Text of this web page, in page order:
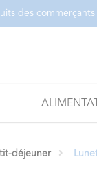
des commerçants
déjeuner